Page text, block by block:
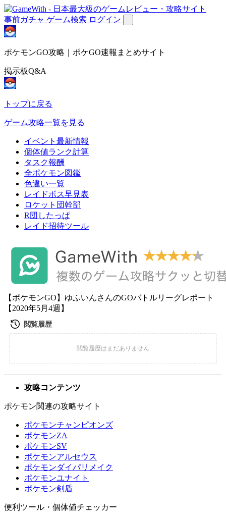
事前ガチャ ゲーム検索 ログイン
ポケモンGO攻略｜ポケGO速報まとめサイト
掲示板Q&A
トップに戻る
ゲーム攻略一覧を見る
イベント最新情報
個体値ランク計算
タスク報酬
全ポケモン図鑑
色違い一覧
レイドボス早見表
ロケット団幹部
R団したっぱ
レイド招待ツール
【ポケモンGO】ゆふいんさんのGOバトルリーグレポート
【2020年5月4週】
攻略コンテンツ
ポケモン関連の攻略サイト
ポケモンチャンピオンズ
ポケモンZA
ポケモンSV
ポケモンアルセウス
ポケモンダイパリメイク
ポケモンユナイト
ポケモン剣盾
便利ツール・個体値チェッカー